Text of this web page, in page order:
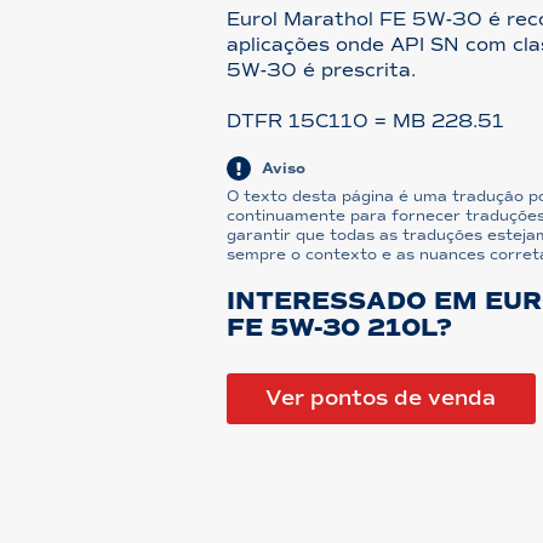
Eurol Marathol FE 5W-30 é
aplicações onde API SN com
5W-30 é prescrita.
DTFR 15C110 = MB 228.51
Aviso
O texto desta página é uma tradução
continuamente para fornecer
garantir que todas as traduções
sempre o contexto e as nuances
INTERESSADO EM
FE 5W-30 210L?
Ver pontos de venda